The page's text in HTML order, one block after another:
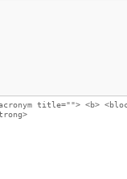
title=""> <b>